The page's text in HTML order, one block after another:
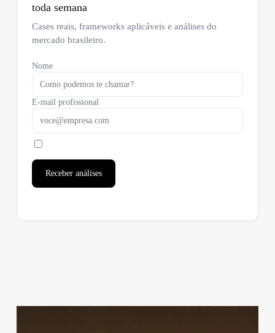
toda semana
Cases reais, frameworks aplicáveis e análises do
mercado brasileiro.
Nome
E-mail profissional
Receber análises